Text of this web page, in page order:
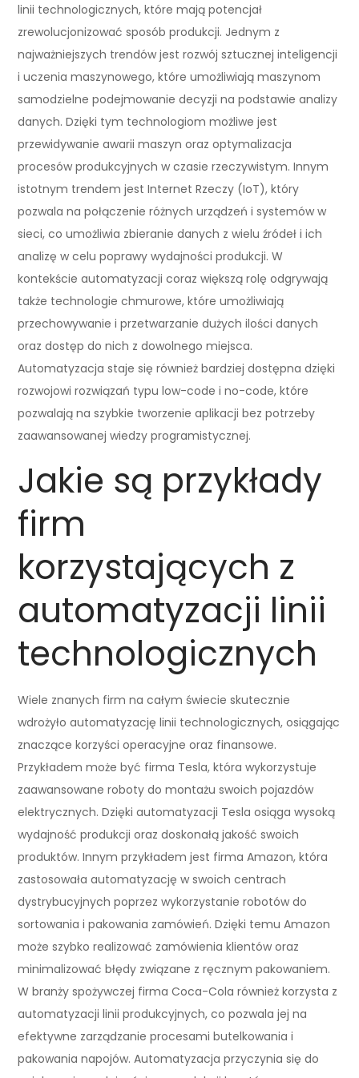
linii technologicznych, które mają potencjał
zrewolucjonizować sposób produkcji. Jednym z
najważniejszych trendów jest rozwój sztucznej inteligencji
i uczenia maszynowego, które umożliwiają maszynom
samodzielne podejmowanie decyzji na podstawie analizy
danych. Dzięki tym technologiom możliwe jest
przewidywanie awarii maszyn oraz optymalizacja
procesów produkcyjnych w czasie rzeczywistym. Innym
istotnym trendem jest Internet Rzeczy (IoT), który
pozwala na połączenie różnych urządzeń i systemów w
sieci, co umożliwia zbieranie danych z wielu źródeł i ich
analizę w celu poprawy wydajności produkcji. W
kontekście automatyzacji coraz większą rolę odgrywają
także technologie chmurowe, które umożliwiają
przechowywanie i przetwarzanie dużych ilości danych
oraz dostęp do nich z dowolnego miejsca.
Automatyzacja staje się również bardziej dostępna dzięki
rozwojowi rozwiązań typu low-code i no-code, które
pozwalają na szybkie tworzenie aplikacji bez potrzeby
zaawansowanej wiedzy programistycznej.
Jakie są przykłady
firm
korzystających z
automatyzacji linii
technologicznych
Wiele znanych firm na całym świecie skutecznie
wdrożyło automatyzację linii technologicznych, osiągając
znaczące korzyści operacyjne oraz finansowe.
Przykładem może być firma Tesla, która wykorzystuje
zaawansowane roboty do montażu swoich pojazdów
elektrycznych. Dzięki automatyzacji Tesla osiąga wysoką
wydajność produkcji oraz doskonałą jakość swoich
produktów. Innym przykładem jest firma Amazon, która
zastosowała automatyzację w swoich centrach
dystrybucyjnych poprzez wykorzystanie robotów do
sortowania i pakowania zamówień. Dzięki temu Amazon
może szybko realizować zamówienia klientów oraz
minimalizować błędy związane z ręcznym pakowaniem.
W branży spożywczej firma Coca-Cola również korzysta z
automatyzacji linii produkcyjnych, co pozwala jej na
efektywne zarządzanie procesami butelkowania i
pakowania napojów. Automatyzacja przyczynia się do